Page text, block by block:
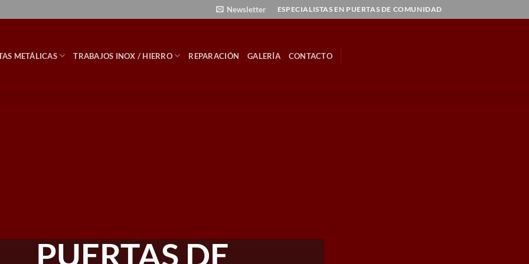
Newsletter ESPECIALISTAS EN PUERTAS DE COMUNIDAD
METÁLICAS TRABAJOS INOX / HIERRO REPARACIÓN GALERÍA CONTACTO
PUERTAS DE